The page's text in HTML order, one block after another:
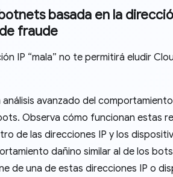
basada en la
fraude
IP “mala” no te permitirá eludir
avanzado del
Observa cómo funcionan estas
de las direcciones IP y los
dañino similar al de los
de una de estas direcciones IP o